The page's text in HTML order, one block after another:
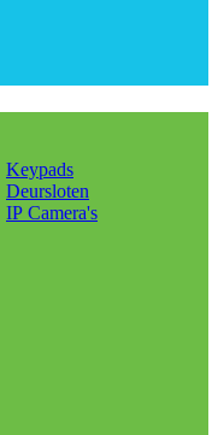
Keypads
Deursloten
IP Camera's